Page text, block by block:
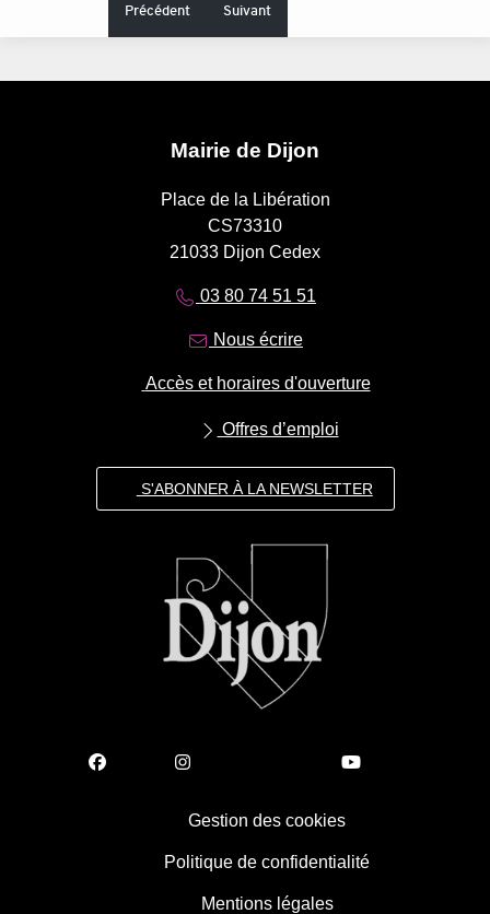
Précédent Suivant
Mairie de Dijon
Place de la Libération
CS73310
21033 Dijon Cedex
03 80 74 51 51
Nous écrire
Accès et horaires d'ouverture
Offres d’emploi
S'ABONNER À LA NEWSLETTER
Gestion des cookies
Politique de confidentialité
Mentions légales